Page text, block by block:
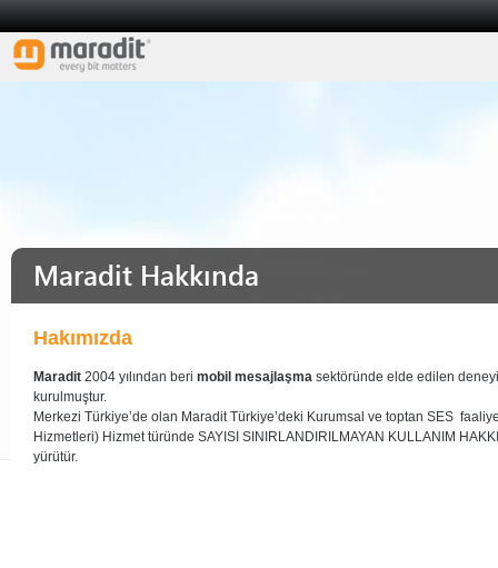
Maradit Hakkında
Hakımızda
Maradit 2004 yılından beri mobil mesajlaşma sektöründe elde edilen
kurulmuştur.
Merkezi Türkiye’de olan Maradit Türkiye’deki Kurumsal ve toptan SES
Hizmetleri) Hizmet türünde SAYISI SINIRLANDIRILMAYAN KULLANIM
yürütür.